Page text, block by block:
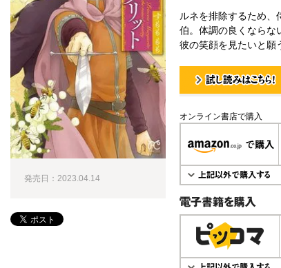
ルネを排除するため、
伯。体調の良くならな
彼の笑顔を見たいと
オンライン書店で購入
電子書籍で購入
発売日：2023.04.14